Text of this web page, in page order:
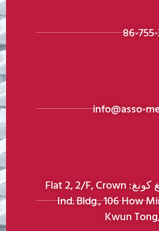
86-
info@asso-
عنوان هونغ كونغ: Flat 2, 2/F, Crown
Ind. Bldg., 106 How
Kwun